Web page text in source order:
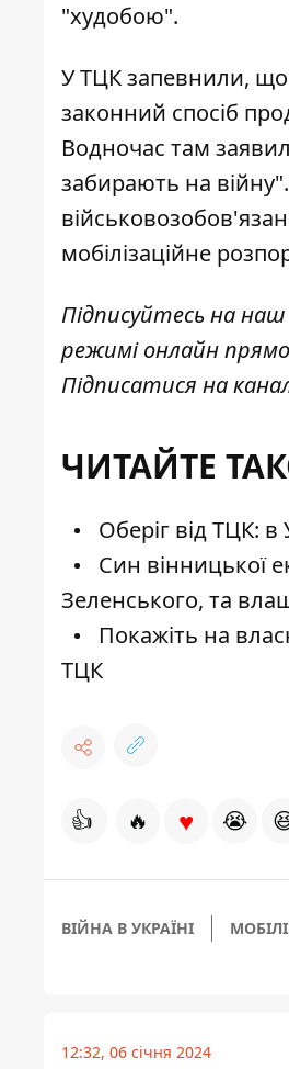
"худобою".
У ТЦК запевнили, що
законний спосіб
Водночас там
забирають на
мобілізаційне
Підписуйтесь на наш
режимі онлайн
Підписатися на
ЧИТАЙТЕ
Оберіг від ТЦК: в
Син вінницької
Зеленського, та
Покажіть на
ТЦК
👍 🔥 ♥ 😭
ВІЙНА В УКРАЇНІ
12:32, 06 січня 2024